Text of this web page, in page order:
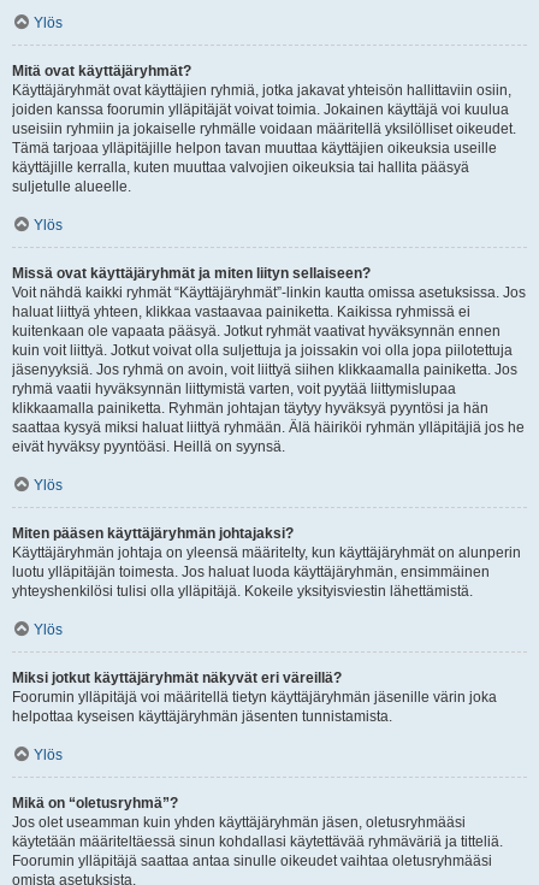
Ylös
Mitä ovat käyttäjäryhmät?
Käyttäjäryhmät ovat käyttäjien ryhmiä, jotka jakavat yhteisön hallittaviin osiin,
joiden kanssa foorumin ylläpitäjät voivat toimia. Jokainen käyttäjä voi kuulua
useisiin ryhmiin ja jokaiselle ryhmälle voidaan määritellä yksilölliset oikeudet.
Tämä tarjoaa ylläpitäjille helpon tavan muuttaa käyttäjien oikeuksia useille
käyttäjille kerralla, kuten muuttaa valvojien oikeuksia tai hallita pääsyä
suljetulle alueelle.
Ylös
Missä ovat käyttäjäryhmät ja miten liityn sellaiseen?
Voit nähdä kaikki ryhmät “Käyttäjäryhmät”-linkin kautta omissa asetuksissa. Jos
haluat liittyä yhteen, klikkaa vastaavaa painiketta. Kaikissa ryhmissä ei
kuitenkaan ole vapaata pääsyä. Jotkut ryhmät vaativat hyväksynnän ennen
kuin voit liittyä. Jotkut voivat olla suljettuja ja joissakin voi olla jopa piilotettuja
jäsenyyksiä. Jos ryhmä on avoin, voit liittyä siihen klikkaamalla painiketta. Jos
ryhmä vaatii hyväksynnän liittymistä varten, voit pyytää liittymislupaa
klikkaamalla painiketta. Ryhmän johtajan täytyy hyväksyä pyyntösi ja hän
saattaa kysyä miksi haluat liittyä ryhmään. Älä häiriköi ryhmän ylläpitäjiä jos he
eivät hyväksy pyyntöäsi. Heillä on syynsä.
Ylös
Miten pääsen käyttäjäryhmän johtajaksi?
Käyttäjäryhmän johtaja on yleensä määritelty, kun käyttäjäryhmät on alunperin
luotu ylläpitäjän toimesta. Jos haluat luoda käyttäjäryhmän, ensimmäinen
yhteyshenkilösi tulisi olla ylläpitäjä. Kokeile yksityisviestin lähettämistä.
Ylös
Miksi jotkut käyttäjäryhmät näkyvät eri väreillä?
Foorumin ylläpitäjä voi määritellä tietyn käyttäjäryhmän jäsenille värin joka
helpottaa kyseisen käyttäjäryhmän jäsenten tunnistamista.
Ylös
Mikä on “oletusryhmä”?
Jos olet useamman kuin yhden käyttäjäryhmän jäsen, oletusryhmääsi
käytetään määriteltäessä sinun kohdallasi käytettävää ryhmäväriä ja titteliä.
Foorumin ylläpitäjä saattaa antaa sinulle oikeudet vaihtaa oletusryhmääsi
omista asetuksista.